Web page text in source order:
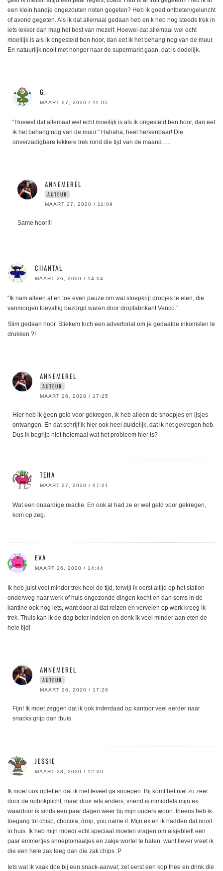
een klein handje ongezouten noten gegeten? Heb ik goed ontbeten/geluncht
of avond gegeten. Als ik dat allemaal gedaan heb en k heb nog steeds trek in
iets lekker dan mag het best van mezelf. Hoewel dat allemaal wel echt
moeilijk is als ik ongesteld ben hoor, dan eet ik het behang nog van de muur.
En natuurlijk nooit met honger naar de supermarkt gaan, dat is dodelijk.
G.
MAART 27, 2020 / 11:05
“Hoewel dat allemaal wel echt moeilijk is als ik ongesteld ben hoor, dan eet
ik het behang nog van de muur.” Hahaha, heel herkenbaar! Die
onverzadigbare lekkere trek rond die tijd van de maand…..
ANNEMEREL
AUTEUR
MAART 27, 2020 / 11:09
Same hoor!!!
CHANTAL
MAART 26, 2020 / 14:04
“Ik nam alleen af en toe even pauze om wat stoepkrijt dropjes te eten, die
vanmorgen toevallig bezorgd waren door dropfabrikant Venco.”
Slim gedaan hoor. Stiekem toch een advertorial om je gedaalde inkomsten te
drukken ?!
ANNEMEREL
AUTEUR
MAART 26, 2020 / 17:25
Hier heb ik geen geld voor gekregen, ik heb alleen de snoepjes en ijsjes
ontvangen. En dat schrijf ik hier ook heel duidelijk, dat ik het gekregen heb.
Dus ik begrijp niet helemaal wat het probleem hier is?
TEHA
MAART 27, 2020 / 07:01
Wat een onaardige reactie. En ook al had ze er wel geld voor gekregen,
kom op zeg.
EVA
MAART 26, 2020 / 14:44
Ik heb juist veel minder trek heel de tijd, terwijl ik eerst altijd op het station
onderweg naar werk of huis ongezonde dingen kocht en dan soms in de
kantine ook nog iets, want door al dat reizen en vervelen op werk kreeg ik
trek. Thuis kan ik de dag beter indelen en denk ik veel minder aan eten de
hele tijd!
ANNEMEREL
AUTEUR
MAART 26, 2020 / 17:26
Fijn! Ik moet zeggen dat ik ook inderdaad op kantoor veel eerder naar
snacks grijp dan thuis.
JESSIE
MAART 28, 2020 / 12:00
Ik moet ook opletten dat ik niet teveel ga snoepen. Bij komt het niet zo zeer
door de ophokplicht, maar door iets anders; vriend is inmiddels mijn ex
waardoor ik sinds een paar dagen weer bij mijn ouders woon. Ineens heb ik
toegang tot chisp, chocola, drop, you name it. Mijn ex en ik hadden dat nooit
in huis. Ik heb mijn moedr echt speciaal moeten vragen om alsjeblieft een
paar emmertjes snoeptomaatjes en zakje wortel te halen, want liever vreet ik
die een hele zak leeg dan die zak chips :P
Iets wat ik vaak doe bij een snack-aanval; zet eerst een kop thee en drink die